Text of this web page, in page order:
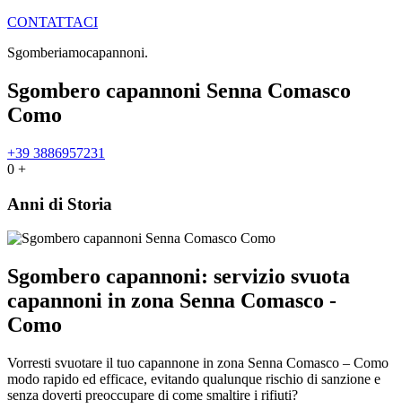
CONTATTACI
Sgomberiamocapannoni.
Sgombero capannoni Senna Comasco
Como
+39 3886957231
0 +
Anni di Storia
Sgombero capannoni: servizio svuota
capannoni in zona Senna Comasco -
Como​
Vorresti svuotare il tuo capannone in zona Senna Comasco – Como
modo rapido ed efficace, evitando qualunque rischio di sanzione e
senza doverti preoccupare di come smaltire i rifiuti?